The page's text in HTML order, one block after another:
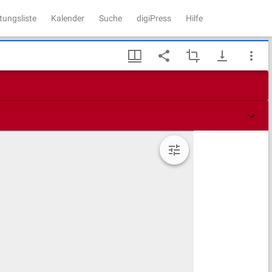
Kalender Suche digiPress Hilfe